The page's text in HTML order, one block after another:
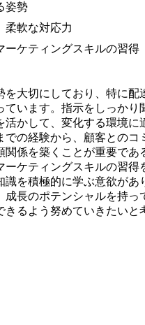
姿勢
柔軟な対応力
ーケティングスキルの習得
を大切にしており、特に配
ています。指示をしっかり
活かして、変化する環境に
での経験から、顧客とのコ
関係を築くことが重要であ
ーケティングスキルの習得
識を積極的に学ぶ意欲があ
成長のポテンシャルを持っ
きるよう努めていきたいと